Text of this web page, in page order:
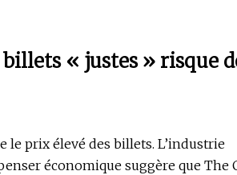
« justes » risque
le prix élevé des billets. L’industrie
économique suggère que The